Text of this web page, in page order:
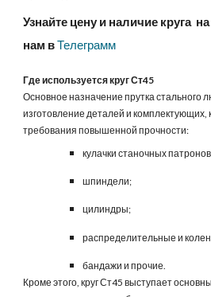
Узнайте цену и наличие круга
нам в Телеграмм
Где используется круг Ст45
Основное назначение прутка стального
изготовление деталей и
требования повышенной прочности:
кулачки станочных
шпиндели;
цилиндры;
распределительные и
бандажи и прочие.
Кроме этого, круг Ст45 выступает